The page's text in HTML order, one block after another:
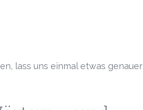
lass uns einmal etwas genauer